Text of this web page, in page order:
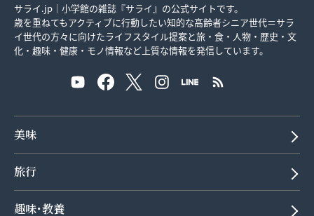
サライ.jp｜小学館の雑誌『サライ』の公式サイトです。
歳を重ねてもアクティブに行動したい知的な高齢者シニア世代＝サラ
イ世代の方々に向けたライフスタイル提案と旅・食・人物・歴史・文
化・趣味・健康・モノ情報など上質な情報を発信しています。
美味
旅行
趣味･教養